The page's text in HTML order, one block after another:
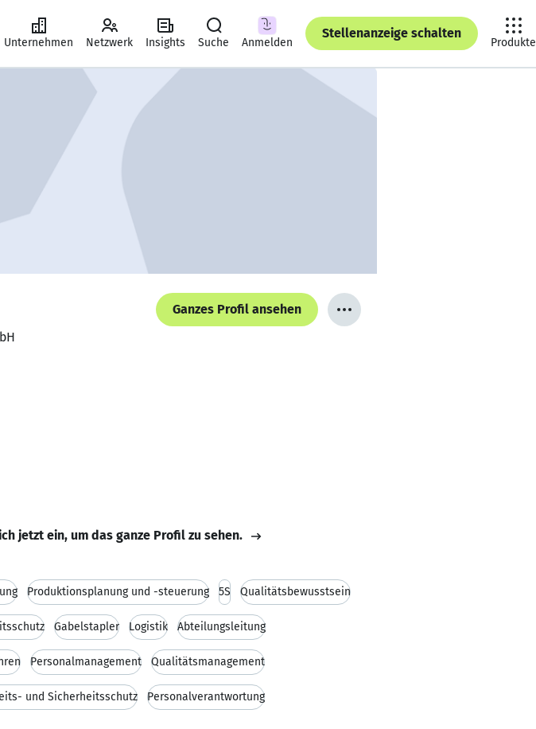
Unternehmen Netzwerk Insights Suche Anmelden
Stellenanzeige schalten
Produkte
Ganzes Profil ansehen
jetzt ein, um das ganze Profil zu sehen.
Produktionsplanung und -steuerung 5S Qualitätsbewusstsein
Gabelstapler Logistik Abteilungsleitung
Personalmanagement Qualitätsmanagement
und Sicherheitsschutz Personalverantwortung